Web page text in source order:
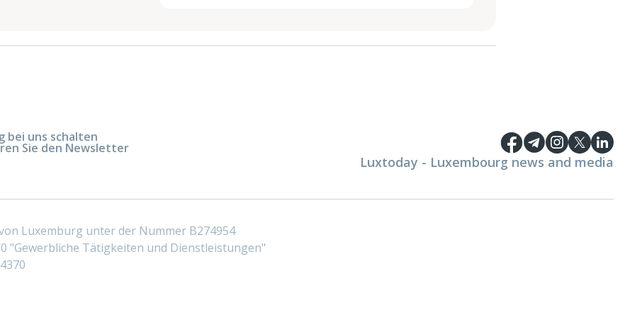
bei uns schalten
Sie den Newsletter
Luxtoday - Luxembourg news and media
Luxemburg unter der Nummer B274954
"Gewerbliche Tätigkeiten und Dienstleistungen"